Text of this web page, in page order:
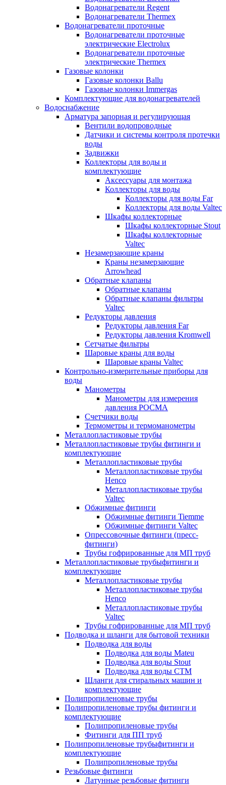
Водонагреватели Regent
Водонагреватели Thermex
Водонагреватели проточные
Водонагреватели проточные
электрические Electrolux
Водонагреватели проточные
электрические Thermex
Газовые колонки
Газовые колонки Ballu
Газовые колонки Immergas
Комплектующие для водонагревателей
Водоснабжение
Арматура запорная и регулирующая
Вентили водопроводные
Датчики и системы контроля протечки
воды
Задвижки
Коллекторы для воды и
комплектующие
Аксессуары для монтажа
Коллекторы для воды
Коллекторы для воды Far
Коллекторы для воды Valtec
Шкафы коллекторные
Шкафы коллекторные Stout
Шкафы коллекторные
Valtec
Незамерзающие краны
Краны незамерзающие
Arrowhead
Обратные клапаны
Обратные клапаны
Обратные клапаны фильтры
Valtec
Редукторы давления
Редукторы давления Far
Редукторы давления Kromwell
Сетчатые фильтры
Шаровые краны для воды
Шаровые краны Valtec
Контрольно-измерительные приборы для
воды
Манометры
Манометры для измерения
давления РОСМА
Счетчики воды
Термометры и термоманометры
Металлопластиковые трубы
Металлопластиковые трубы фитинги и
комплектующие
Металлопластиковые трубы
Металлопластиковые трубы
Henco
Металлопластиковые трубы
Valtec
Обжимные фитинги
Обжимные фитинги Tiemme
Обжимные фитинги Valtec
Опрессовочные фитинги (пресс-
фитинги)
Трубы гофрированные для МП труб
Металлопластиковые трубыфитинги и
комплектующие
Металлопластиковые трубы
Металлопластиковые трубы
Henco
Металлопластиковые трубы
Valtec
Трубы гофрированные для МП труб
Подводка и шланги для бытовой техники
Подводка для воды
Подводка для воды Mateu
Подводка для воды Stout
Подводка для воды СТМ
Шланги для стиральных машин и
комплектующие
Полипропиленовые трубы
Полипропиленовые трубы фитинги и
комплектующие
Полипропиленовые трубы
Фитинги для ПП труб
Полипропиленовые трубыфитинги и
комплектующие
Полипропиленовые трубы
Резьбовые фитинги
Латунные резьбовые фитинги